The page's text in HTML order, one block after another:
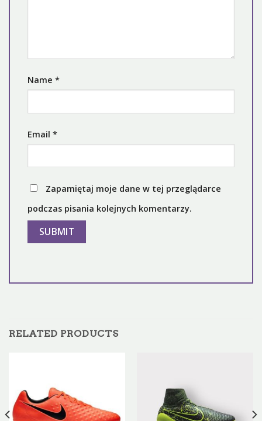
Name *
Email *
Zapamiętaj moje dane w tej przeglądarce
podczas pisania kolejnych komentarzy.
RELATED PRODUCTS